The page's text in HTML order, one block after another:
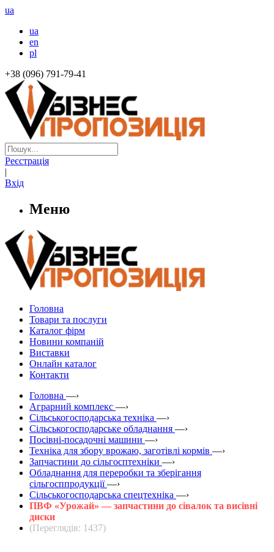
ua
ua
en
pl
+38 (096) 791-79-41
Реєстрація
|
Вхід
Меню
Головна
Товари та послуги
Каталог фірм
Новини компаній
Виставки
Онлайн каталог
Контакти
Головна —›
Аграрний комплекс —›
Сільськогосподарська техніка —›
Сільськогосподарське обладнання —›
Посівні-посадочні машини —›
Техніка для збору врожаю, заготівлі кормів —›
Запчастини до сільгосптехніки —›
Обладнання для переробки та зберігання
сільгосппродукції —›
Сільськогосподарська спецтехніка —›
ПВФ «Урожай» — запчастини до сівалок та висівні
диски
(Переглядів: 1437)